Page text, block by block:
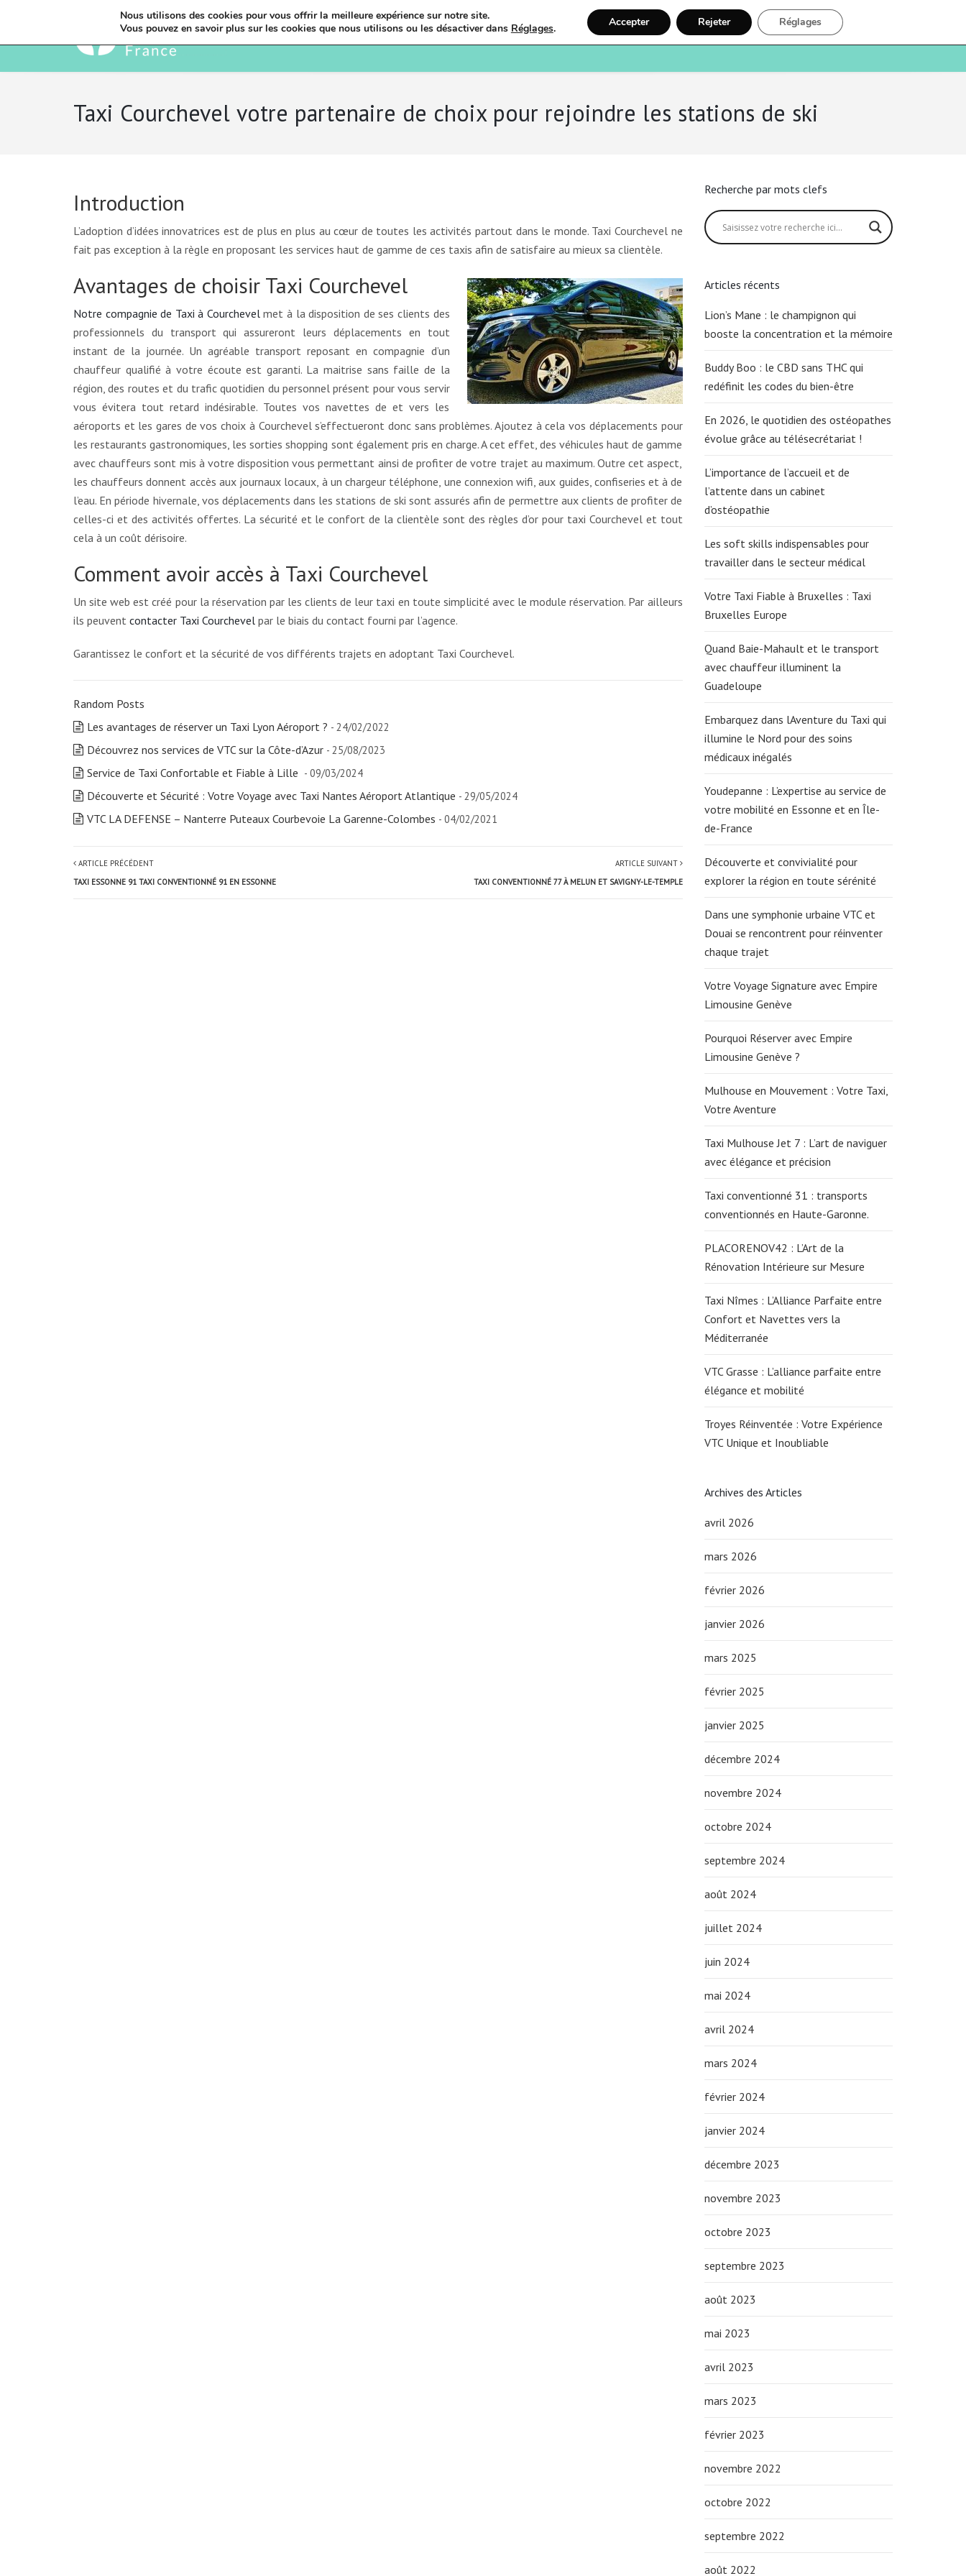
Bienvenue Ostéopathie Santé Recherche Inscription
Taxi Courchevel votre partenaire de choix pour rejoindre les stations de ski
Introduction
L’adoption d’idées innovatrices est de plus en plus au cœur de toutes les activités partout dans le monde. Taxi Courchevel ne
fait pas exception à la règle en proposant les services haut de gamme de ces taxis afin de satisfaire au mieux sa clientèle.
Avantages de choisir Taxi Courchevel
Notre compagnie de Taxi à Courchevelmet à la disposition de ses clients des
professionnels du transport qui assureront leurs déplacements en tout
instant de la journée. Un agréable transport reposant en compagnie d’un
chauffeur qualifié à votre écoute est garanti. La maitrise sans faille de la
région, des routes et du trafic quotidien du personnel présent pour vous servir
vous évitera tout retard indésirable. Toutes vos navettes de et vers les
aéroports et les gares de vos choix à Courchevel s’effectueront donc sans problèmes. Ajoutez à cela vos déplacements pour
les restaurants gastronomiques, les sorties shopping sont également pris en charge. A cet effet, des véhicules haut de gamme
avec chauffeurs sont mis à votre disposition vous permettant ainsi de profiter de votre trajet au maximum. Outre cet aspect,
les chauffeurs donnent accès aux journaux locaux, à un chargeur téléphone, une connexion wifi, aux guides, confiseries et à de
l’eau. En période hivernale, vos déplacements dans les stations de ski sont assurés afin de permettre aux clients de profiter de
celles-ci et des activités offertes. La sécurité et le confort de la clientèle sont des règles d’or pour taxi Courchevel et tout
cela à un coût dérisoire.
Comment avoir accès à Taxi Courchevel
Un site web est créé pour la réservation par les clients de leur taxi en toute simplicité avec le module réservation. Par ailleurs
ils peuvent contacter Taxi Courchevel par le biais du contact fourni par l’agence.
Garantissez le confort et la sécurité de vos différents trajets en adoptant Taxi Courchevel.
Random Posts
Les avantages de réserver un Taxi Lyon Aéroport ? - 24/02/2022
Découvrez nos services de VTC sur la Côte-d’Azur - 25/08/2023
Service de Taxi Confortable et Fiable à Lille - 09/03/2024
Découverte et Sécurité : Votre Voyage avec Taxi Nantes Aéroport Atlantique - 29/05/2024
VTC LA DEFENSE – Nanterre Puteaux Courbevoie La Garenne-Colombes - 04/02/2021
ARTICLE PRÉCÉDENT
TAXI ESSONNE 91 TAXI CONVENTIONNÉ 91 EN ESSONNE
ARTICLE SUIVANT
TAXI CONVENTIONNÉ 77 À MELUN ET SAVIGNY-LE-TEMPLE
Recherche par mots clefs
Articles récents
Lion’s Mane : le champignon qui
booste la concentration et la mémoire
Buddy Boo : le CBD sans THC qui
redéfinit les codes du bien-être
En 2026, le quotidien des ostéopathes
évolue grâce au télésecrétariat !
L’importance de l’accueil et de
l’attente dans un cabinet
d’ostéopathie
Les soft skills indispensables pour
travailler dans le secteur médical
Votre Taxi Fiable à Bruxelles : Taxi
Bruxelles Europe
Quand Baie-Mahault et le transport
avec chauffeur illuminent la
Guadeloupe
Embarquez dans lAventure du Taxi qui
illumine le Nord pour des soins
médicaux inégalés
Youdepanne : L’expertise au service de
votre mobilité en Essonne et en Île-
de-France
Découverte et convivialité pour
explorer la région en toute sérénité
Dans une symphonie urbaine VTC et
Douai se rencontrent pour réinventer
chaque trajet
Votre Voyage Signature avec Empire
Limousine Genève
Pourquoi Réserver avec Empire
Limousine Genève ?
Mulhouse en Mouvement : Votre Taxi,
Votre Aventure
Taxi Mulhouse Jet 7 : L’art de naviguer
avec élégance et précision
Taxi conventionné 31 : transports
conventionnés en Haute-Garonne.
PLACORENOV42 : L’Art de la
Rénovation Intérieure sur Mesure
Taxi Nîmes : L’Alliance Parfaite entre
Confort et Navettes vers la
Méditerranée
VTC Grasse : L’alliance parfaite entre
élégance et mobilité
Troyes Réinventée : Votre Expérience
VTC Unique et Inoubliable
Archives des Articles
avril 2026
mars 2026
février 2026
janvier 2026
mars 2025
février 2025
janvier 2025
décembre 2024
novembre 2024
octobre 2024
septembre 2024
août 2024
juillet 2024
juin 2024
mai 2024
avril 2024
mars 2024
février 2024
janvier 2024
décembre 2023
novembre 2023
octobre 2023
septembre 2023
août 2023
mai 2023
avril 2023
mars 2023
février 2023
novembre 2022
octobre 2022
septembre 2022
août 2022
Nous utilisons des cookies pour vous offrir la meilleure expérience sur notre site.
Vous pouvez en savoir plus sur les cookies que nous utilisons ou les désactiver dans Réglages. Accepter Rejeter Réglages